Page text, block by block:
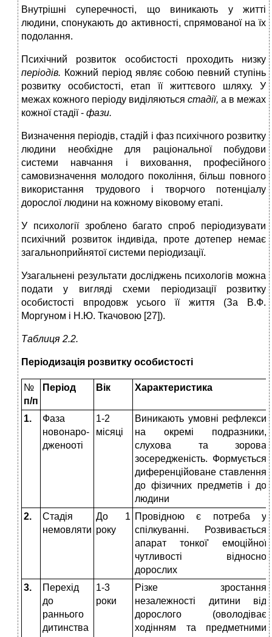
Внутрішні суперечності, що виникають у житті
людини, спонукають до активності, спрямованої на їх
подолання.
Психічний розвиток особистості проходить низку
періодів. Кожний період являє собою певний ступінь
розвитку особистості, етап її життєвого шляху. У
межах кожного періоду виділяються стадії, а в межах
кожної стадії - фази.
Визначення періодів, стадій і фаз психічного розвитку
людини необхідне для раціональної побудови
системи навчання і виховання, професійного
самовизначення молодого покоління, більш повного
використання трудового і творчого потенціалу
дорослої людини на кожному віковому етапі.
У психології зроблено багато спроб періодизувати
психічний розвиток індивіда, проте дотепер немає
загальноприйнятої системи періодизації.
Узагальнені результати досліджень психологів можна
подати у вигляді схеми періодизації розвитку
особистості впродовж усього її життя (За В.Ф.
Моргуном і Н.Ю. Ткачовою [27]).
Таблиця 2.2.
Періодизація розвитку особистості
№
п/п
Період Вік Характеристика
1.
Фаза
новонаро-
дженооті
1-2
місяці
Виникають умовні рефлекси
на окремі подразники,
слухова та зорова
зосередженість. Формується
диференційоване ставлення
до фізичних предметів і до
людини
2.
Стадія
немовляти
До 1
року
Провідною є потреба у
спілкуванні. Розвивається
апарат тонкої' емоційної
чутливості відносно
дорослих
3.
Перехід
до
раннього
дитинства
1-3
роки
Різке зростання
незалежності дитини від
дорослого (оволодіває
ходінням та предметними